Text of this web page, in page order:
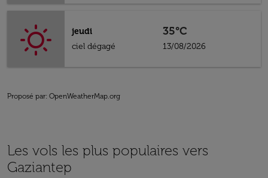
jeudi
ciel dégagé
35°C
13/08/2026
Proposé par: OpenWeatherMap.org
Les vols les plus populaires vers
Gaziantep